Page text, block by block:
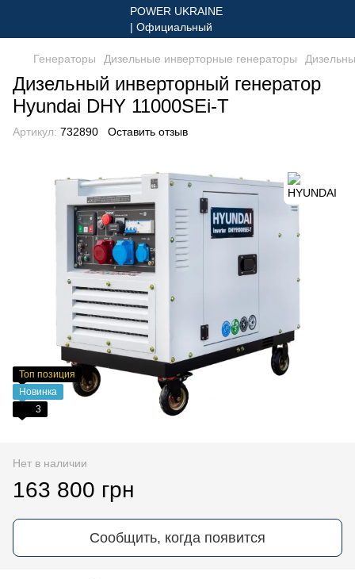
Генераторы Дизельные инверторные генераторы
Дизельный инверторный генератор
Hyundai DHY 11000SEi-T
Артикул: 732890 Оставить отзыв
Топ позиция
Новинка
3
Нет в наличии
163 800 грн
Сообщить, когда появится